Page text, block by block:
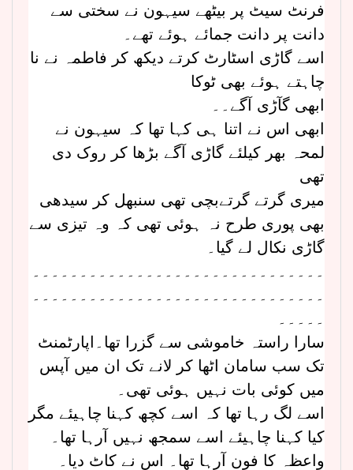
فرنٹ سیٹ پر بیٹھے سیہون نے سختی سے
دانت پر دانت جمائے ہوئے تھے۔
اسے گاڑی اسٹارٹ کرتے دیکھ کر فاطمہ نے نا
چاہتے ہوئے بھی ٹوکا
ابھی گآڑی آگے۔۔
ابھی اس نے اتنا ہی کہا تھا کہ سیہون نے
لمحہ بھر کیلئے گاڑی آگے بڑھا کر روک دی
تھی
میری گرتے گرتےبچی تھی سنبھل کر سیدھی
بھی پوری طرح نہ ہوئی تھی کہ وہ تیزی سے
گاڑی نکال لے گیا۔
۔۔۔۔۔۔۔۔۔۔۔۔۔۔۔۔۔۔۔۔۔۔۔۔۔۔۔۔۔۔۔
۔۔۔۔۔۔۔۔۔۔۔۔۔۔۔۔۔۔۔۔۔۔۔۔۔۔۔۔۔۔۔
۔۔۔۔۔
سارا راستہ خاموشی سے گزرا تھا۔اپارٹمنٹ
تک سب سامان اٹھا کر لانے تک ان میں آپس
میں کوئی بات نہیں ہوئی تھی۔
اسے لگ رہا تھا کہ اسے کچھ کہنا چاہیئے مگر
کیا کہنا چاہیئے اسے سمجھ نہیں آرہا تھا۔
واعظہ کا فون آرہا تھا۔ اس نے کاٹ دیا۔